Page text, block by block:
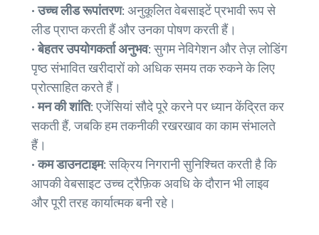
• उच्च लीड रूपांतरण: अनुकूलित वेबसाइटें प्रभावी रूप से
लीड प्राप्त करती हैं और उनका पोषण करती हैं।
• बेहतर उपयोगकर्ता अनुभव:सुगम नेविगेशन और तेज़ लोडिंग
पृष्ठ संभावित खरीदारों को अधिक समय तक रुकने के लिए
प्रोत्साहित करते हैं।
• मन की शांति:एजेंसियां ​​सौदे पूरे करने पर ध्यान केंद्रित कर
सकती हैं, जबकि हम तकनीकी रखरखाव का काम संभालते
हैं।
• कम डाउनटाइम:सक्रिय निगरानी सुनिश्चित करती है कि
आपकी वेबसाइट उच्च ट्रैफ़िक अवधि के दौरान भी लाइव
और पूरी तरह कार्यात्मक बनी रहे।